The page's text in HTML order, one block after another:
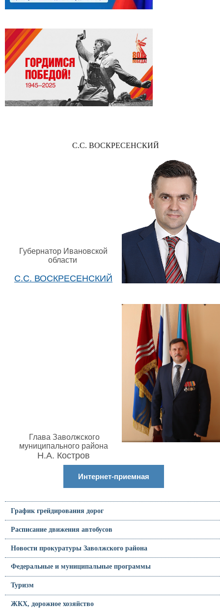
С.С. ВОСКРЕСЕНСКИЙ
Губернатор Ивановской
области
С.С. ВОСКРЕСЕНСКИЙ
Глава Заволжского
муниципального района
Н.А. Костров
Интернет-приемная
График грейдирования дорог
Расписание движения автобусов
Новости прокуратуры Заволжского района
Федеральные и муниципальные программы
Туризм
ЖКХ, дорожное хозяйство